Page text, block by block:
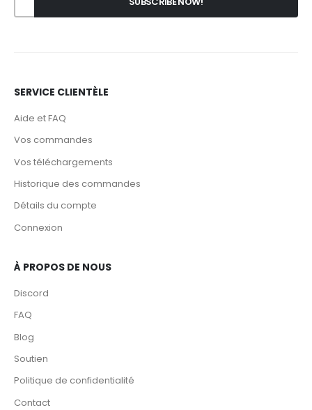
SERVICE CLIENTÈLE
Aide et FAQ
Vos commandes
Vos téléchargements
Historique des commandes
Détails du compte
Connexion
À PROPOS DE NOUS
Discord
FAQ
Blog
Soutien
Politique de confidentialité
Contact